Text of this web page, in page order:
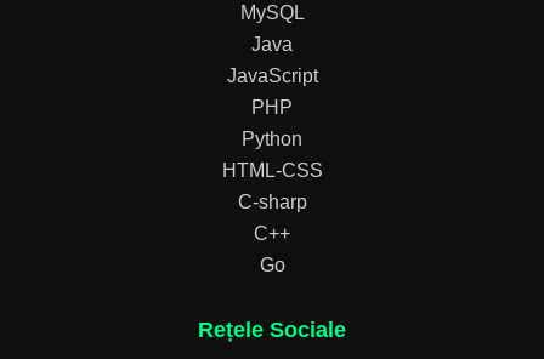
MySQL
Java
JavaScript
PHP
Python
HTML-CSS
C-sharp
C++
Go
Rețele Sociale